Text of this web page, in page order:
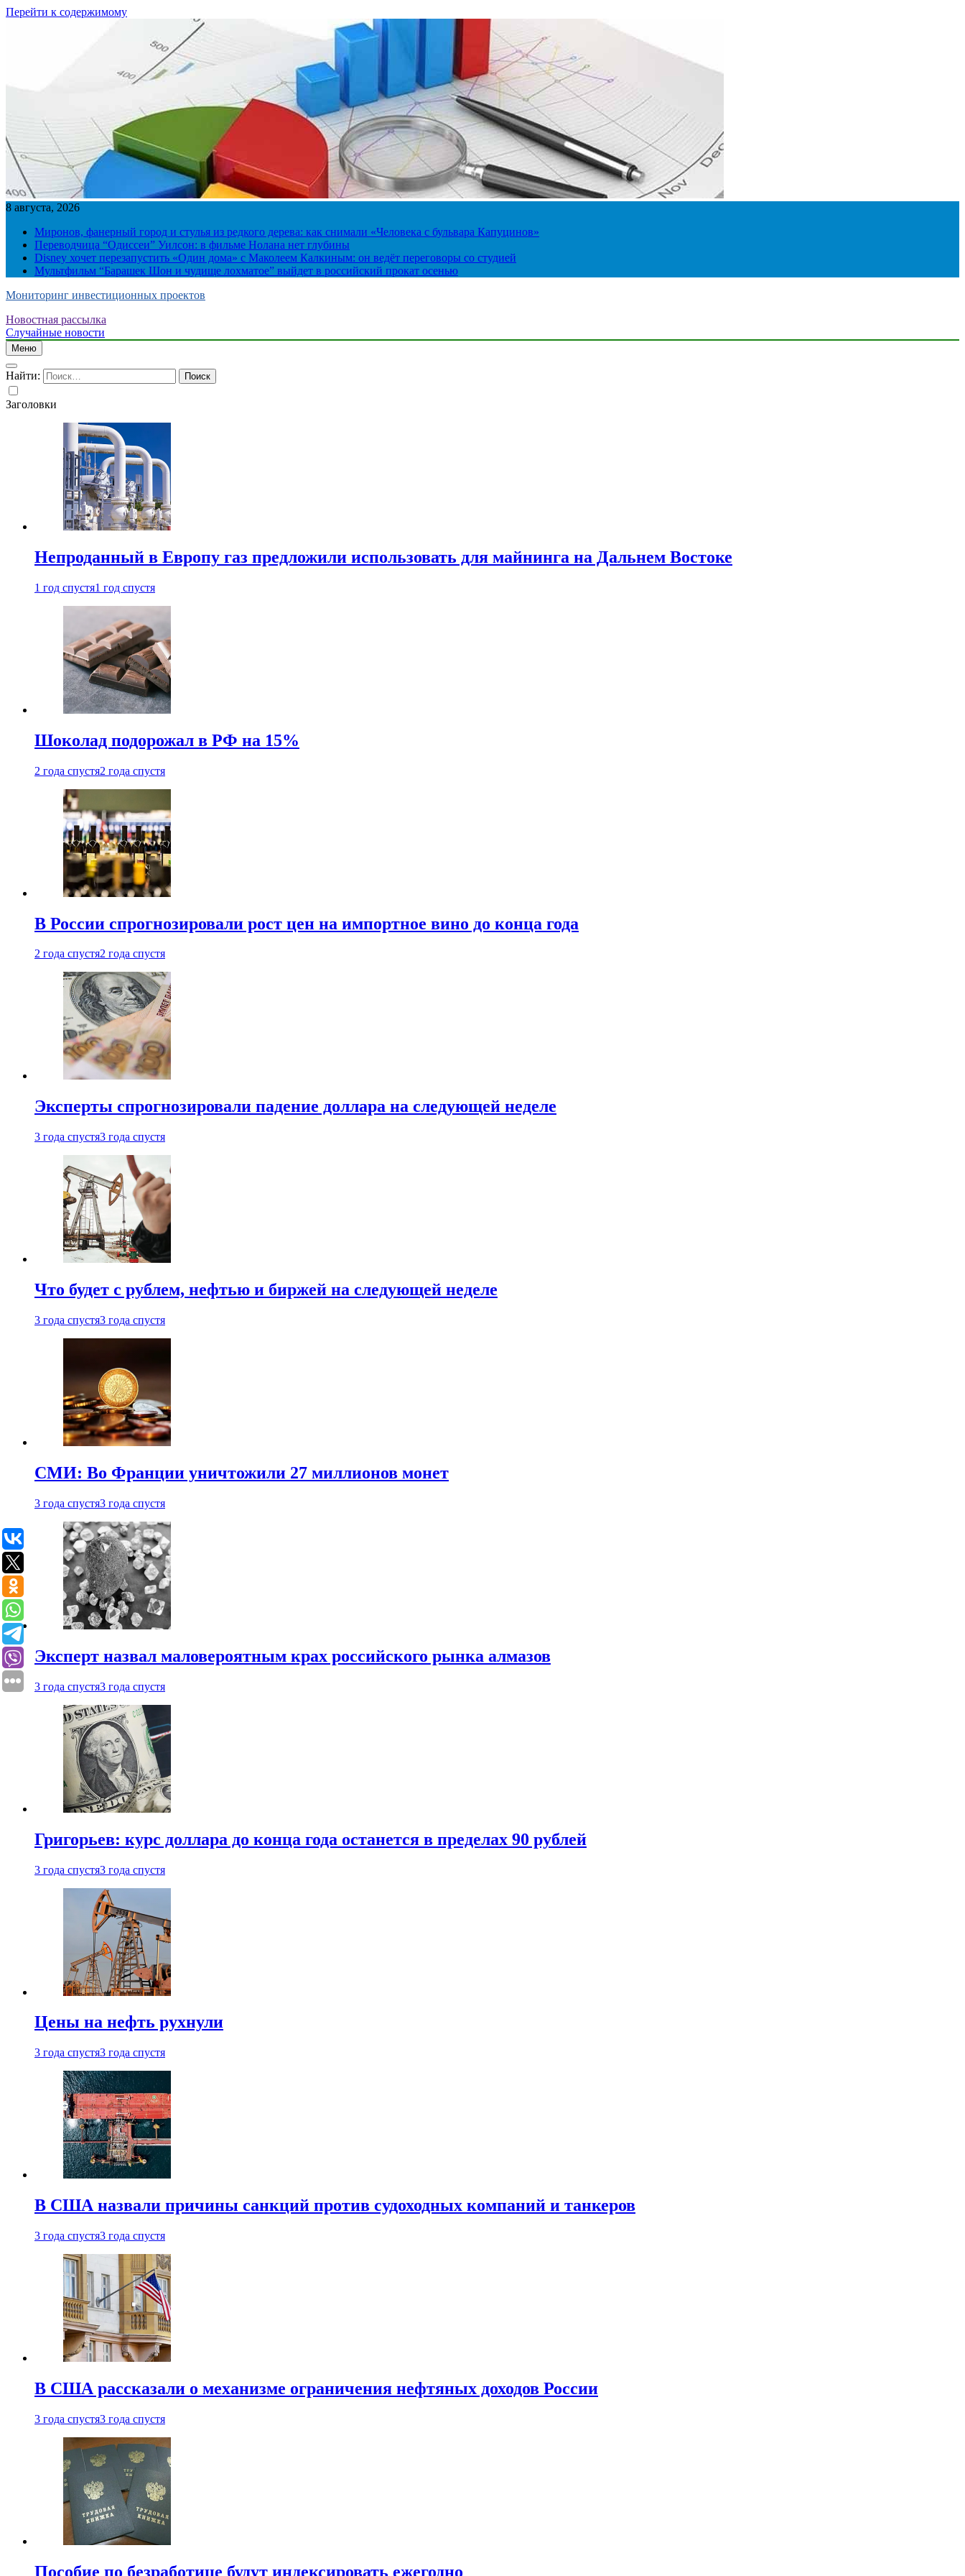
Перейти к содержимому
8 августа, 2026
Миронов, фанерный город и стулья из редкого дерева: как снимали «Человека с бульвара Капуцинов»
Переводчица “Одиссеи” Уилсон: в фильме Нолана нет глубины
Disney хочет перезапустить «Один дома» с Маколеем Калкиным: он ведёт переговоры со студией
Мультфильм “Барашек Шон и чудище лохматое” выйдет в российский прокат осенью
Мониторинг инвестиционных проектов
Новостная рассылка
Случайные новости
Меню
Найти:
Заголовки
Непроданный в Европу газ предложили использовать для майнинга на Дальнем Востоке
1 год спустя1 год спустя
Шоколад подорожал в РФ на 15%
2 года спустя2 года спустя
В России спрогнозировали рост цен на импортное вино до конца года
2 года спустя2 года спустя
Эксперты спрогнозировали падение доллара на следующей неделе
3 года спустя3 года спустя
Что будет с рублем, нефтью и биржей на следующей неделе
3 года спустя3 года спустя
СМИ: Во Франции уничтожили 27 миллионов монет
3 года спустя3 года спустя
Эксперт назвал маловероятным крах российского рынка алмазов
3 года спустя3 года спустя
Григорьев: курс доллара до конца года останется в пределах 90 рублей
3 года спустя3 года спустя
Цены на нефть рухнули
3 года спустя3 года спустя
В США назвали причины санкций против судоходных компаний и танкеров
3 года спустя3 года спустя
В США рассказали о механизме ограничения нефтяных доходов России
3 года спустя3 года спустя
Пособие по безработице будут индексировать ежегодно